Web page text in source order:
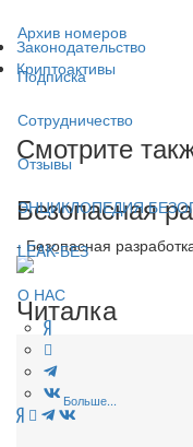
Архив номеров
Подписка
Сотрудничество
Отзывы
ЭНЦИКЛОПЕДИЯ
LEAK-БЕЗ
О НАС
Законодательство
Криптоактивы
Смотрите
Безопасная
- Безопасная
Читалка
Больше...